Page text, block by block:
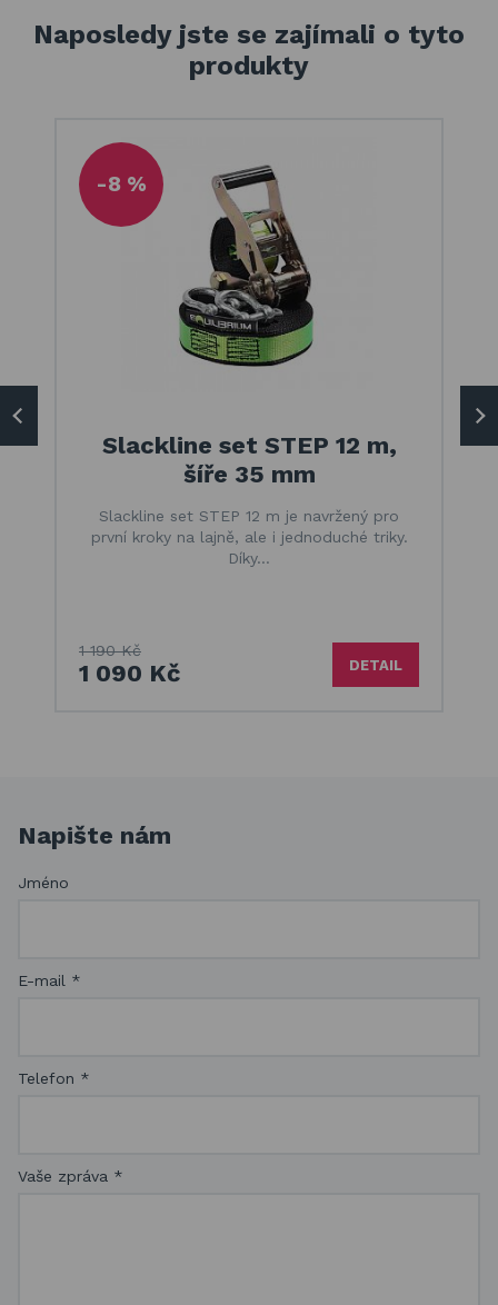
Naposledy jste se zajímali o tyto
produkty
-8 %
Slackline set STEP 12 m,
šíře 35 mm
Slackline set STEP 12 m je navržený pro
první kroky na lajně, ale i jednoduché triky.
Díky…
1 190 Kč
1 090 Kč DETAIL
Napište nám
Jméno
E-mail *
Telefon *
Vaše zpráva *